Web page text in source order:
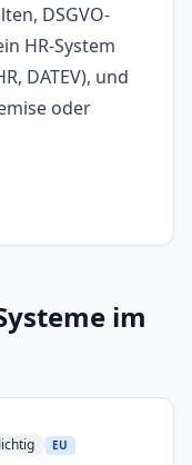
DSGVO-
HR-System
DATEV), und
oder
im
EU